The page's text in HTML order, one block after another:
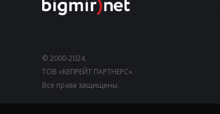
© 2000-2024,
ТОВ «КЕПРЕЙТ ПАРТНЕРС».
Все права защищены.